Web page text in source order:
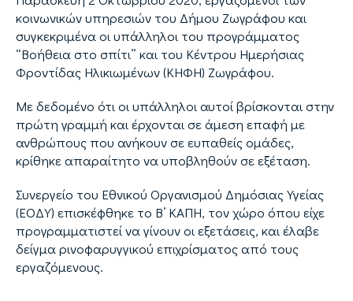
κοινωνικών υπηρεσιών του Δήμου Ζωγράφου και
συγκεκριμένα οι υπάλληλοι του προγράμματος
“Βοήθεια στο σπίτι” και του Κέντρου Ημερήσιας
Φροντίδας Ηλικιωμένων (ΚΗΦΗ) Ζωγράφου.
Με δεδομένο ότι οι υπάλληλοι αυτοί βρίσκονται στην
πρώτη γραμμή και έρχονται σε άμεση επαφή με
ανθρώπους που ανήκουν σε ευπαθείς ομάδες,
κρίθηκε απαραίτητο να υποβληθούν σε εξέταση.
Συνεργείο του Εθνικού Οργανισμού Δημόσιας Υγείας
(ΕΟΔΥ) επισκέφθηκε το Β’ ΚΑΠΗ, τον χώρο όπου είχε
προγραμματιστεί να γίνουν οι εξετάσεις, και έλαβε
δείγμα ρινοφαρυγγικού επιχρίσματος από τους
εργαζόμενους.